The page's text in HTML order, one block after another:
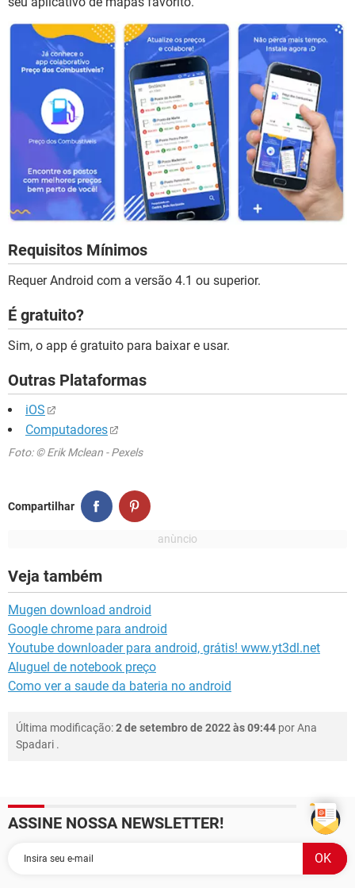
Requisitos Mínimos
Requer Android com a versão 4.1 ou superior.
É gratuito?
Sim, o app é gratuito para baixar e usar.
Outras Plataformas
iOS
Computadores
Foto: © Erik Mclean - Pexels
Compartilhar
Veja também
Mugen download android
Google chrome para android
Youtube downloader para android, grátis! www.yt3dl.net
Aluguel de notebook preço
Como ver a saude da bateria no android
Última modificação:2 de setembro de 2022 às 09:44 porAna
Spadari .
ASSINE NOSSA NEWSLETTER!